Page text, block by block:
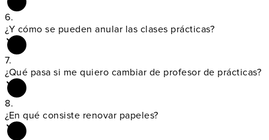
6.
¿Y cómo se pueden anular las clases prácticas?
7.
¿Qué pasa si me quiero cambiar de profesor de prácticas?
8.
¿En qué consiste renovar papeles?